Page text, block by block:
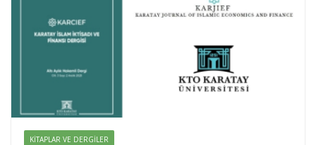
KITAPLAR VE DERGILER